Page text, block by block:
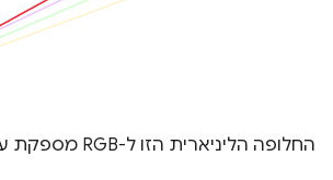
החלופה הליניארית הזו ל-RGB מספקת עוצמת ערוץ צפויה.